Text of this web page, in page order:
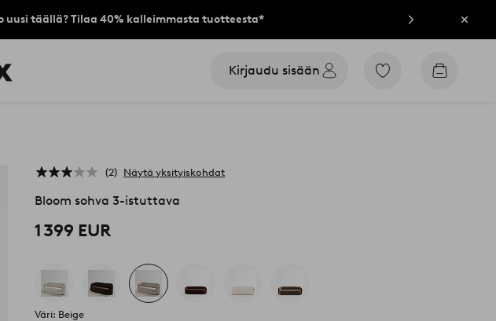
uusi täällä? Tilaa 40% kalleimmasta tuotteesta* Sulje
Kirjaudu sisään
Siirry
Siirry
2 Näytä yksityiskohdat
Bloom sohva 3-istuttava
1 399 EUR
Väri: Beige